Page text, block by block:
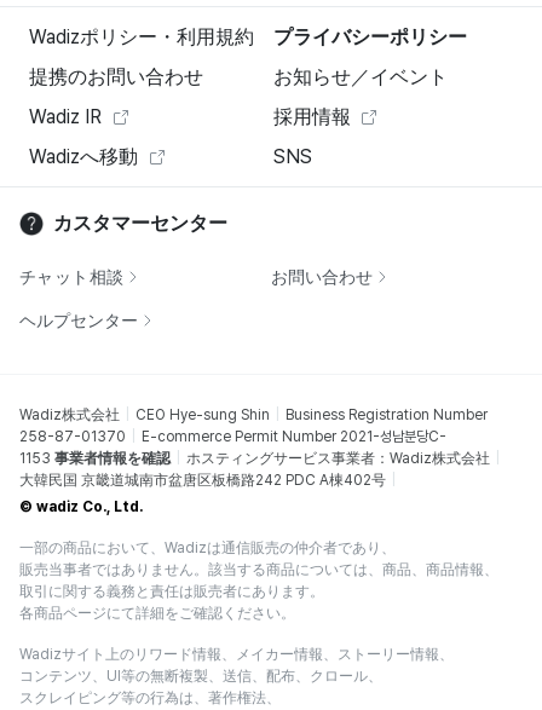
Wadizポリシー・利用規約
プライバシーポリシー
提携のお問い合わせ
お知らせ／イベント
Wadiz IR
採用情報
Wadizへ移動
SNS
カスタマーセンター
チャット相談 お問い合わせ
ヘルプセンター
Wadiz株式会社 CEO Hye-sung Shin
Business Registration Number
258-87-01370
E-commerce Permit Number 2021-성남분당C-
1153 事業者情報を確認
ホスティングサービス事業者：Wadiz株式会社
大韓民国 京畿道城南市盆唐区板橋路242 PDC A棟402号
© wadiz Co., Ltd.
一部の商品において、Wadizは通信販売の仲介者であり、
販売当事者ではありません。該当する商品については、商品、商品情報、
取引に関する義務と責任は販売者にあります。
各商品ページにて詳細をご確認ください。
Wadizサイト上のリワード情報、メイカー情報、ストーリー情報、
コンテンツ、UI等の無断複製、送信、配布、クロール、
スクレイピング等の行為は、著作権法、